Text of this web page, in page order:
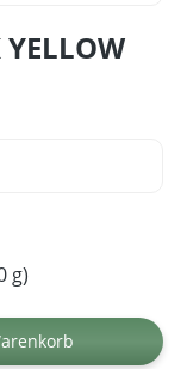
g)